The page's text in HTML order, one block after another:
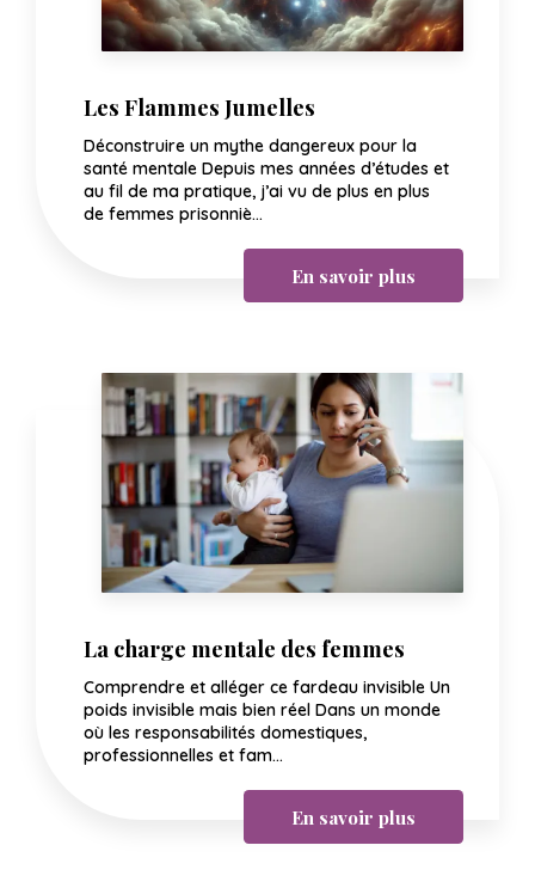
Les Flammes Jumelles
Déconstruire un mythe dangereux pour la
santé mentale Depuis mes années d’études et
au fil de ma pratique, j’ai vu de plus en plus
de femmes prisonniè...
En savoir plus
La charge mentale des femmes
Comprendre et alléger ce fardeau invisible Un
poids invisible mais bien réel Dans un monde
où les responsabilités domestiques,
professionnelles et fam...
En savoir plus